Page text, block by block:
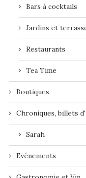
Bars à cocktails
Jardins et
Restaurants
Tea Time
Boutiques
Chroniques, billets
Sarah
Evènements